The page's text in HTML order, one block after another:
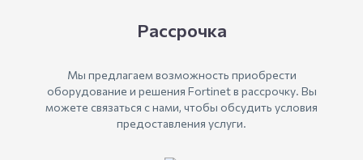
Рассрочка
Мы предлагаем возможность приобрести
оборудование и решения Fortinet в рассрочку. Вы
можете связаться с нами, чтобы обсудить условия
предоставления услуги.